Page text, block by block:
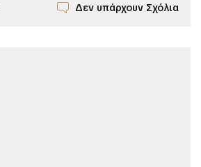
Δεν υπάρχουν Σχόλια